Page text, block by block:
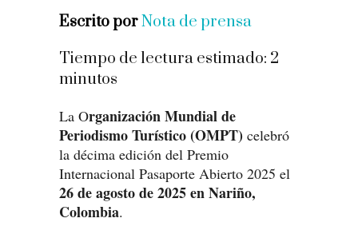
Escrito porNota de prensa
Tiempo de lectura estimado: 2
minutos
La Organización Mundial de
Periodismo Turístico (OMPT) celebró
la décima edición del Premio
Internacional Pasaporte Abierto 2025 el
26 de agosto de 2025 en Nariño,
Colombia.